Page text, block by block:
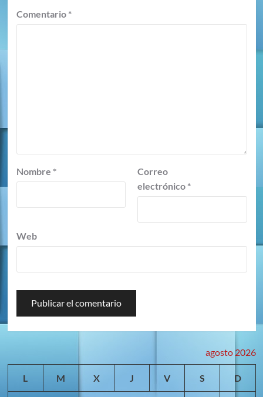
Comentario *
Nombre *
Correo
electrónico *
Web
agosto 2026
L M X J V S D